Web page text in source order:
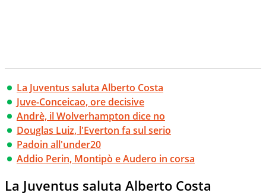
La Juventus saluta Alberto Costa
Juve-Conceicao, ore decisive
Andrè, il Wolverhampton dice no
Douglas Luiz, l'Everton fa sul serio
Padoin all'under20
Addio Perin, Montipò e Audero in corsa
La Juventus saluta Alberto Costa